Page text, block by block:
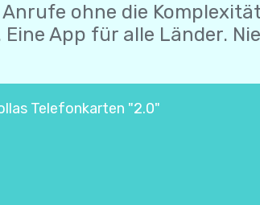
ohne die
App für alle Länder.
Telefonkarten "2.0"